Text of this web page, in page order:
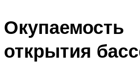
Окупаемость
открытия